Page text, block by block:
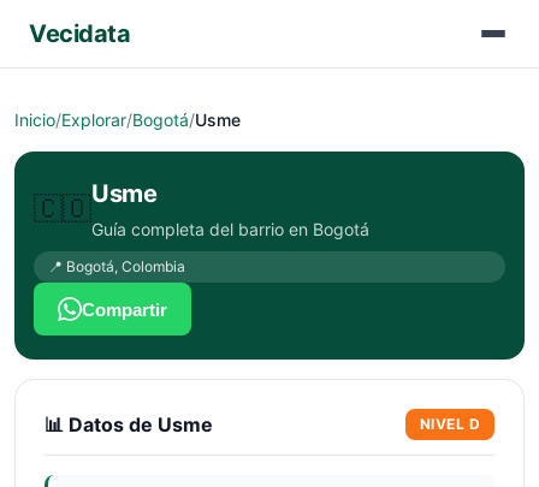
Vecidata
Inicio/Explorar/Bogotá/Usme
🇨🇴Usme
Guía completa del barrio en Bogotá
📍 Bogotá, Colombia
Compartir
📊 Datos de Usme NIVEL D